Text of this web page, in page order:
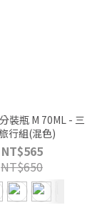
裝瓶 M 70ML - 三
行組(混色)
NT$565
NT$650